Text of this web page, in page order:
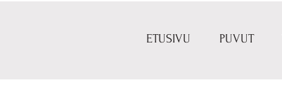
ETUSIVU PUVUT